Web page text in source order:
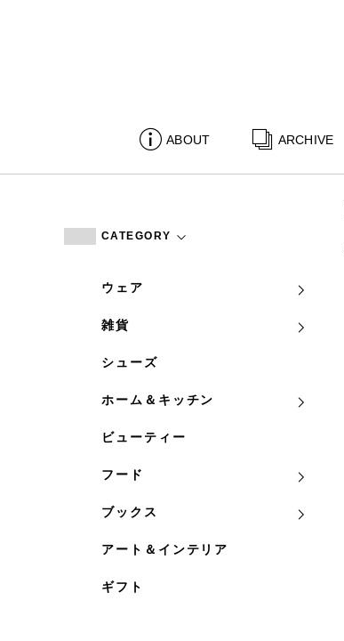
ABOUT ARCHIVE
CATEGORY
ウェア
雑貨
シューズ
ホーム＆キッチン
ビューティー
フード
ブックス
アート＆インテリア
ギフト